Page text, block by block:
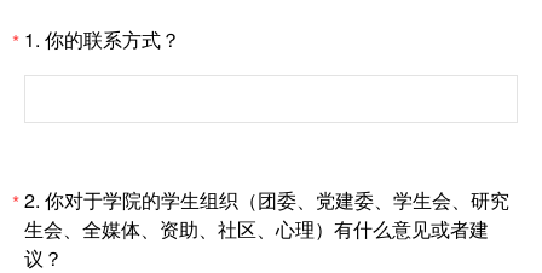
* 1. 你的联系方式？
*2. 你对于学院的学生组织（团委、党建委、学生会、研究
生会、全媒体、资助、社区、心理）有什么意见或者建
议？